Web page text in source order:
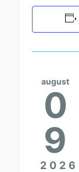
august
0
9
2026